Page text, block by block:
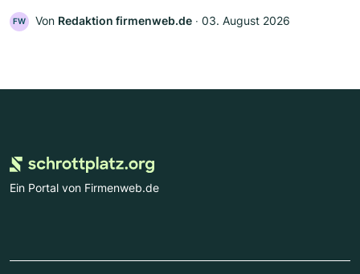
FW Von Redaktion firmenweb.de ‧ 03. August 2026
Ein Portal von Firmenweb.de